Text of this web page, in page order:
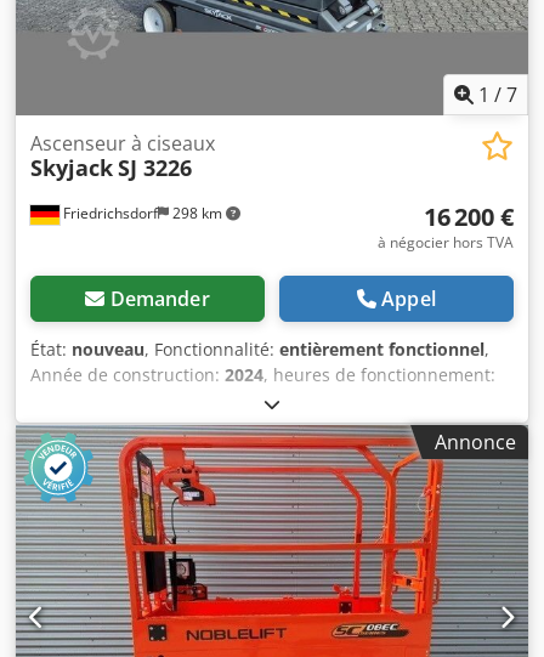
1 /7
Friedrichsdorf 298 km
Ascenseur à ciseaux
SkyjackSJ 3226
16 200 €
à négocier hors TVA
Demander Appel
État: nouveau, Fonctionnalité: entièrement fonctionnel,
Année de construction: 2024, heures de fonctionnement:
227 kg
hauteur de construction:1 930 mm, type de carburant:
électrique, longueur totale:2 320 mm, type de
transmission:Elektro, largeur de construction:840 mm,
hauteur de travail:9 790 mm, Plate-forme de travail à
ciseaux État : appareil neuf État technique : Neuf Pneus
avant type : caoutchouc plein Chedpsurz R Sjfx An Hsa
Dimensions des pneus avant : 16x5x12 Pneus avant état :
80 - 100%. Pneus arrière type : caoutchouc plein Pneus
arrière Dimension : 16x5x12 Pneus arrière État : 80 - 100%
Annonce